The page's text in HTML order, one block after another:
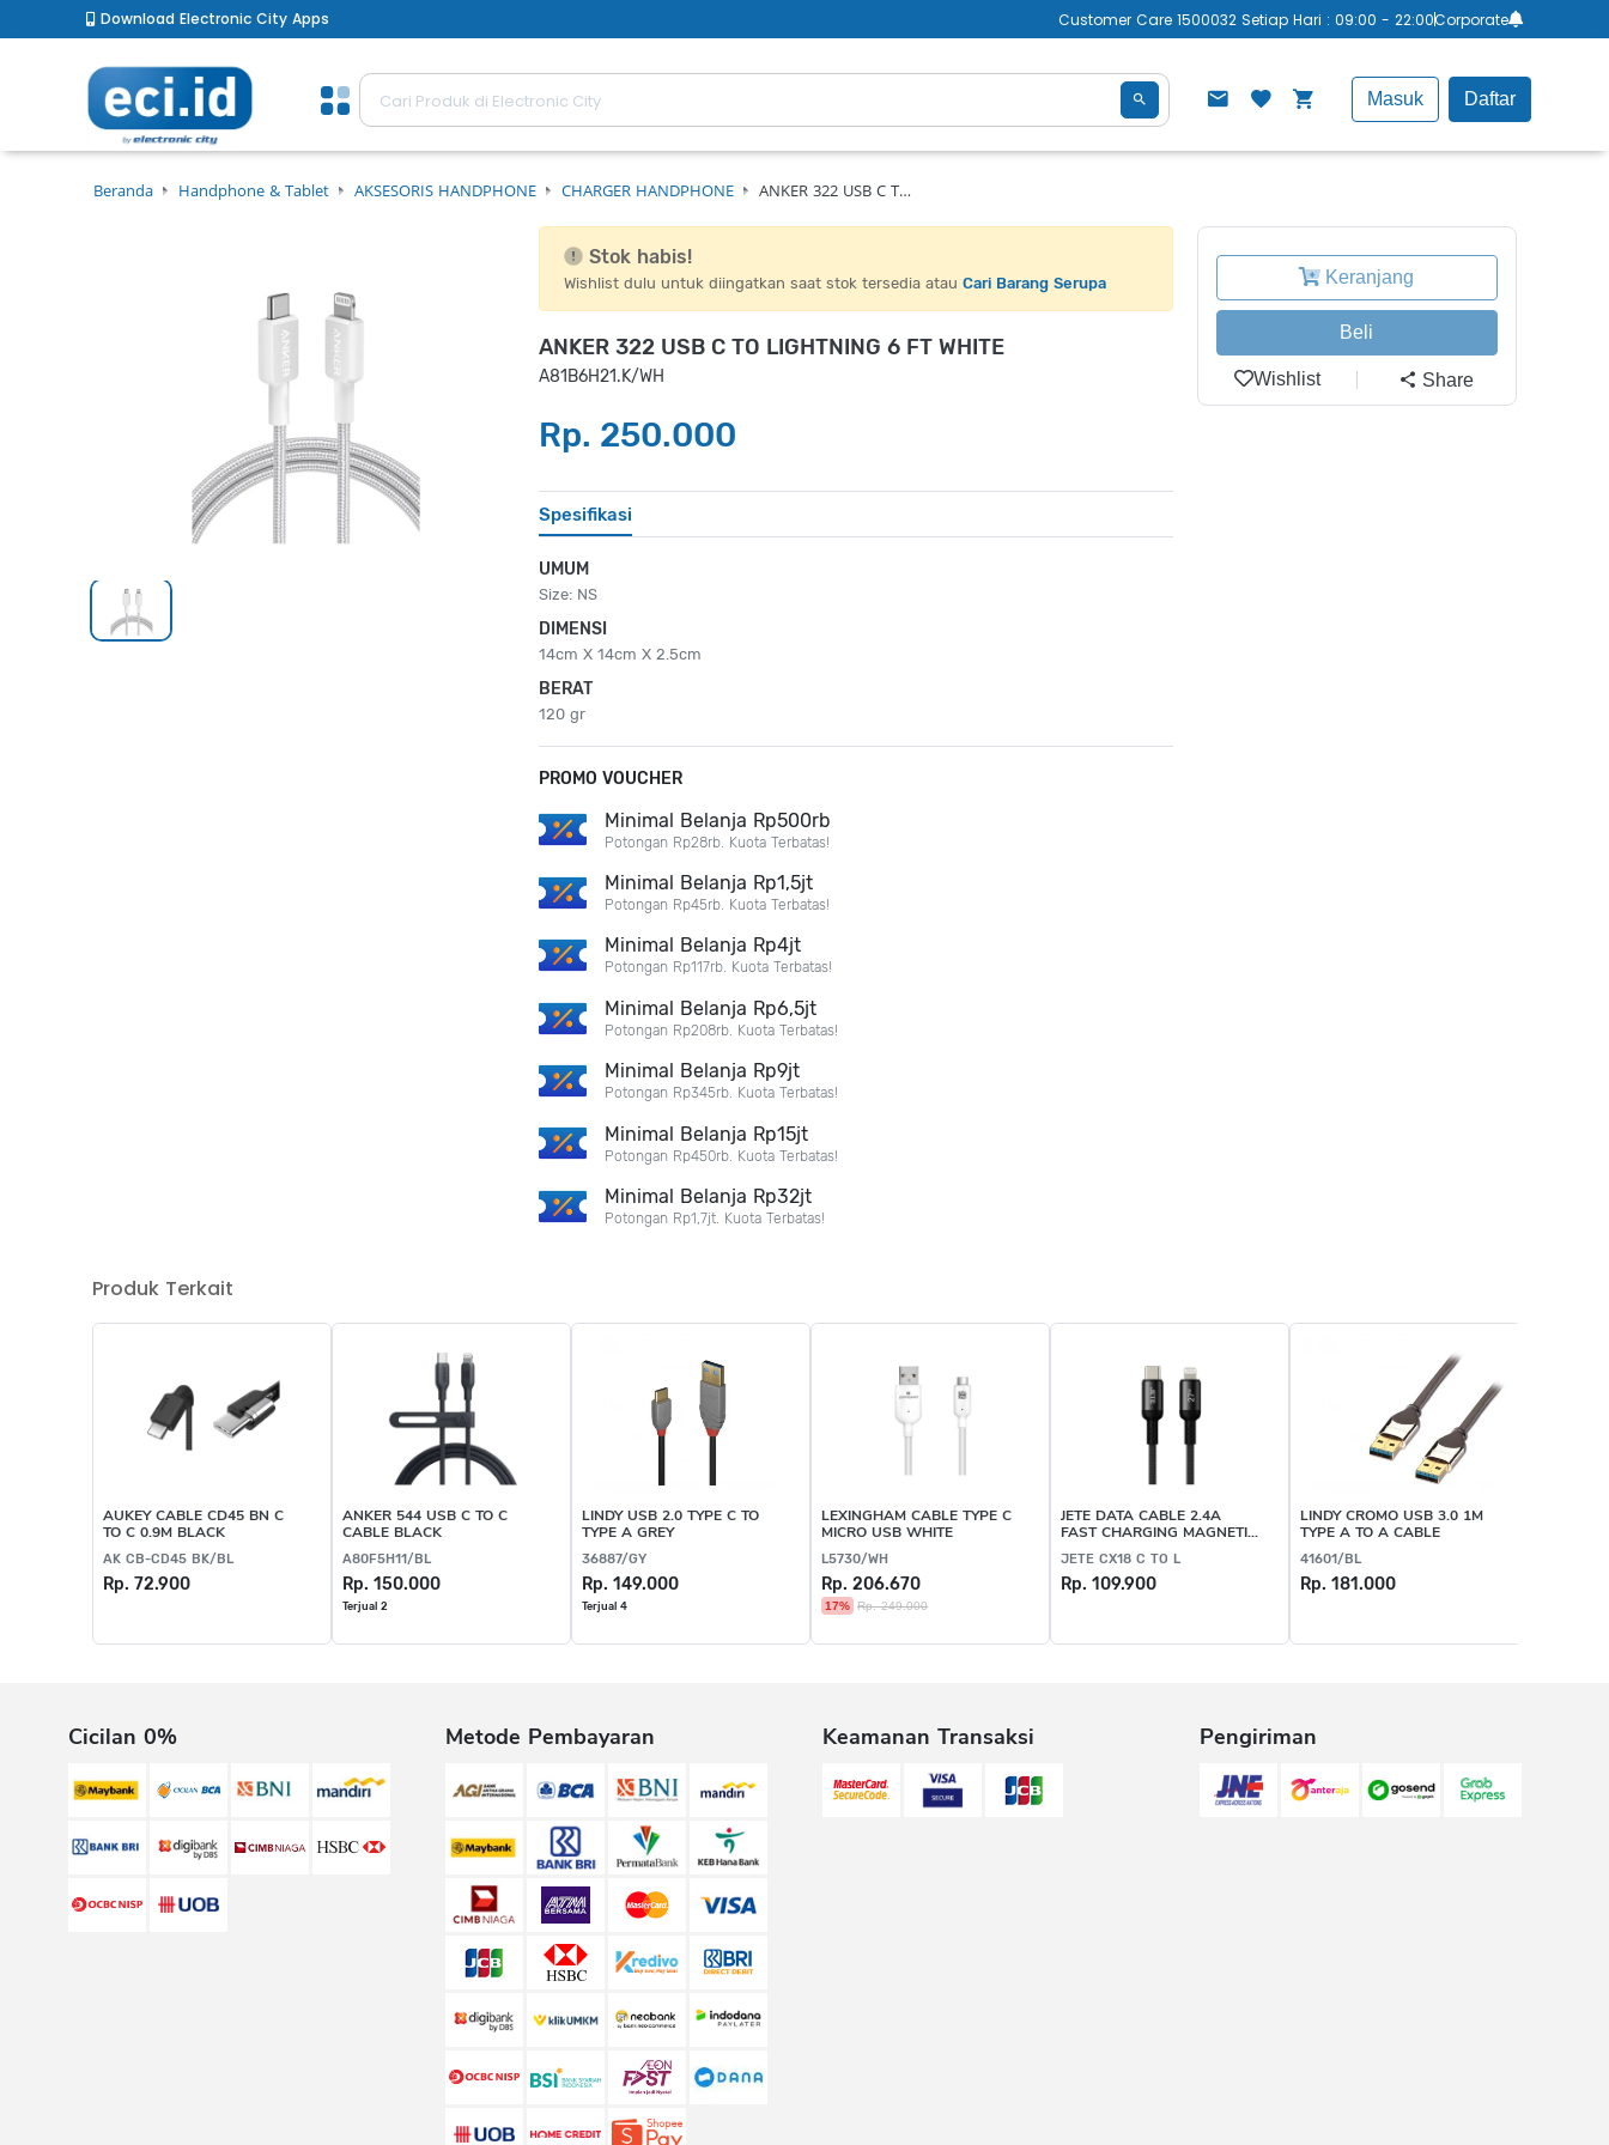
Download Electronic City Apps Customer Care 1500032 Setiap Hari : 09:00 - 22:00Corporate
Masuk Daftar
Beranda Handphone & Tablet AKSESORIS HANDPHONE CHARGER HANDPHONE ANKER 322 USB C T…
Stok habis!
Wishlist dulu untuk diingatkan saat stok tersedia atauCari Barang Serupa
ANKER 322 USB C TO LIGHTNING 6 FT WHITE
A81B6H21.K/WH
Rp. 250.000
Spesifikasi
UMUM
Size: NS
DIMENSI
14cm X 14cm X 2.5cm
BERAT
120 gr
PROMO VOUCHER
Minimal Belanja Rp500rb
Potongan Rp28rb. Kuota Terbatas!
Minimal Belanja Rp1,5jt
Potongan Rp45rb. Kuota Terbatas!
Minimal Belanja Rp4jt
Potongan Rp117rb. Kuota Terbatas!
Minimal Belanja Rp6,5jt
Potongan Rp208rb. Kuota Terbatas!
Minimal Belanja Rp9jt
Potongan Rp345rb. Kuota Terbatas!
Minimal Belanja Rp15jt
Potongan Rp450rb. Kuota Terbatas!
Minimal Belanja Rp32jt
Potongan Rp1,7jt. Kuota Terbatas!
Keranjang
Beli
Wishlist Share
Produk Terkait
AUKEY CABLE CD45 BN C
TO C 0.9M BLACK
AK CB-CD45 BK/BL
Rp. 72.900
ANKER 544 USB C TO C
CABLE BLACK
A80F5H11/BL
Rp. 150.000
Terjual 2
LINDY USB 2.0 TYPE C TO
TYPE A GREY
36887/GY
Rp. 149.000
Terjual 4
LEXINGHAM CABLE TYPE C
MICRO USB WHITE
L5730/WH
Rp. 206.670
17% Rp. 249.000
JETE DATA CABLE 2.4A
FAST CHARGING MAGNETIC
JETE CX18 C TO L
Rp. 109.900
LINDY CROMO USB 3.0 1M
TYPE A TO A CABLE
41601/BL
Rp. 181.000
Cicilan 0% Metode Pembayaran Keamanan Transaksi Pengiriman